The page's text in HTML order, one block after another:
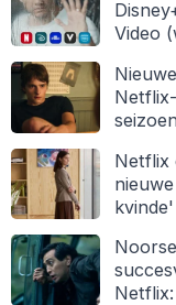
Video
Netflix
kvinde'